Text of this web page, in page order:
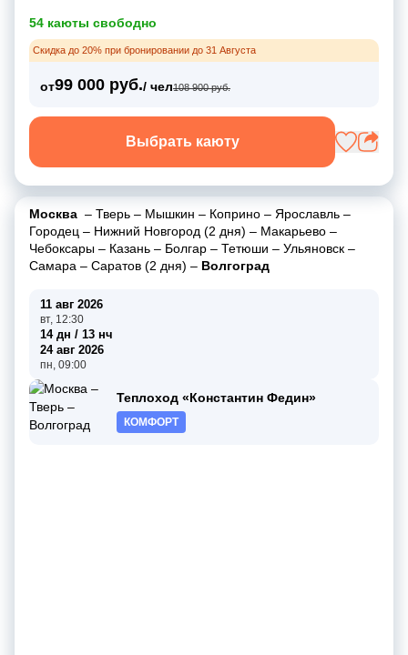
54 каюты свободно
Скидка до 20% при бронировании до 31 Августа
от99 000 руб./ чел108 900 руб.
Выбрать каюту
Москва – Тверь – Мышкин – Коприно – Ярославль –
Городец – Нижний Новгород (2 дня) – Макарьево –
Чебоксары – Казань – Болгар – Тетюши – Ульяновск –
Самара – Саратов (2 дня) – Волгоград
11 авг 2026
вт, 12:30
14 дн / 13 нч
24 авг 2026
пн, 09:00
Теплоход «Константин Федин»
КОМФОРТ